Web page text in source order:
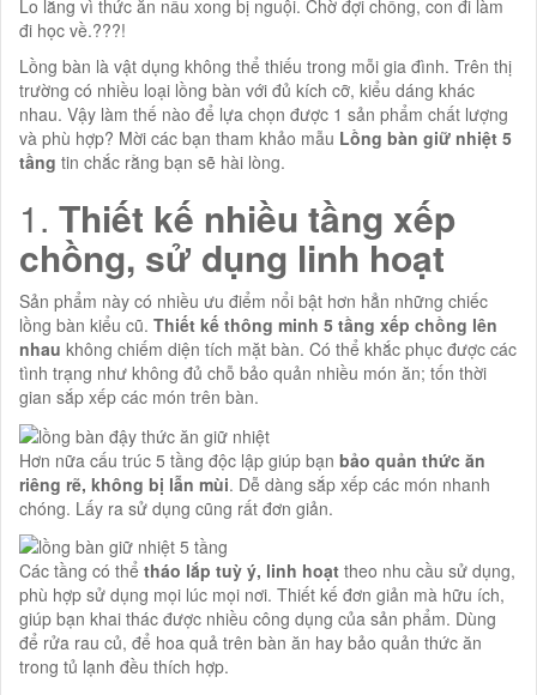
Lo lắng vì thức ăn nấu xong bị nguội. Chờ đợi chồng, con đi làm
đi học về.???!
Lồng bàn là vật dụng không thể thiếu trong mỗi gia đình. Trên thị
trường có nhiều loại lồng bàn với đủ kích cỡ, kiểu dáng khác
nhau. Vậy làm thế nào để lựa chọn được 1 sản phẩm chất lượng
và phù hợp? Mời các bạn tham khảo mẫu Lồng bàn giữ nhiệt 5
tầng tin chắc rằng bạn sẽ hài lòng.
1. Thiết kế nhiều tầng xếp
chồng, sử dụng linh hoạt
Sản phẩm này có nhiều ưu điểm nổi bật hơn hẳn những chiếc
lồng bàn kiểu cũ. Thiết kế thông minh 5 tầng xếp chồng lên
nhau không chiếm diện tích mặt bàn. Có thể khắc phục được các
tình trạng như không đủ chỗ bảo quản nhiều món ăn; tốn thời
gian sắp xếp các món trên bàn.
Hơn nữa cấu trúc 5 tầng độc lập giúp bạn bảo quản thức ăn
riêng rẽ, không bị lẫn mùi. Dễ dàng sắp xếp các món nhanh
chóng. Lấy ra sử dụng cũng rất đơn giản.
Các tầng có thể tháo lắp tuỳ ý, linh hoạt theo nhu cầu sử dụng,
phù hợp sử dụng mọi lúc mọi nơi. Thiết kế đơn giản mà hữu ích,
giúp bạn khai thác được nhiều công dụng của sản phẩm. Dùng
để rửa rau củ, để hoa quả trên bàn ăn hay bảo quản thức ăn
trong tủ lạnh đều thích hợp.